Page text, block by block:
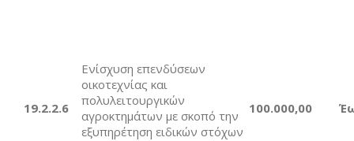
19.2.2.6
Ενίσχυση επενδύσεων
οικοτεχνίας και
πολυλειτουργικών
αγροκτημάτων με σκοπό την
εξυπηρέτηση ειδικών στόχων
100.000,00